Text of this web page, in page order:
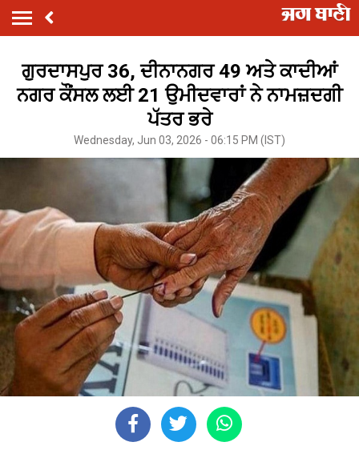
ਗੁਰਦਾਸਪੁਰ 36, ਦੀਨਾਨਗਰ 49 ਅਤੇ ਕਾਦੀਆਂ
ਨਗਰ ਕੌਂਸਲ ਲਈ 21 ਉਮੀਦਵਾਰਾਂ ਨੇ ਨਾਮਜ਼ਦਗੀ
ਪੱਤਰ ਭਰੇ
Wednesday, Jun 03, 2026 - 06:15 PM (IST)